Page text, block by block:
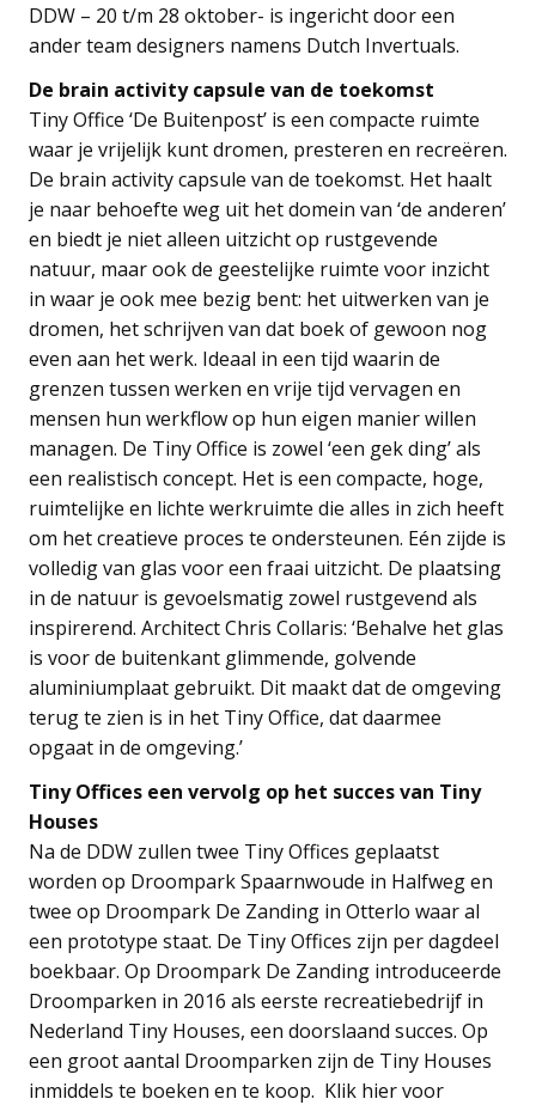
DDW – 20 t/m 28 oktober- is ingericht door een
ander team designers namens Dutch Invertuals.
De brain activity capsule van de toekomst
Tiny Office ‘De Buitenpost’ is een compacte ruimte
waar je vrijelijk kunt dromen, presteren en recreëren.
De brain activity capsule van de toekomst. Het haalt
je naar behoefte weg uit het domein van ‘de anderen’
en biedt je niet alleen uitzicht op rustgevende
natuur, maar ook de geestelijke ruimte voor inzicht
in waar je ook mee bezig bent: het uitwerken van je
dromen, het schrijven van dat boek of gewoon nog
even aan het werk. Ideaal in een tijd waarin de
grenzen tussen werken en vrije tijd vervagen en
mensen hun werkflow op hun eigen manier willen
managen. De Tiny Office is zowel ‘een gek ding’ als
een realistisch concept. Het is een compacte, hoge,
ruimtelijke en lichte werkruimte die alles in zich heeft
om het creatieve proces te ondersteunen. Eén zijde is
volledig van glas voor een fraai uitzicht. De plaatsing
in de natuur is gevoelsmatig zowel rustgevend als
inspirerend. Architect Chris Collaris: ‘Behalve het glas
is voor de buitenkant glimmende, golvende
aluminiumplaat gebruikt. Dit maakt dat de omgeving
terug te zien is in het Tiny Office, dat daarmee
opgaat in de omgeving.’
Tiny Offices een vervolg op het succes van Tiny
Houses
Na de DDW zullen twee Tiny Offices geplaatst
worden op Droompark Spaarnwoude in Halfweg en
twee op Droompark De Zanding in Otterlo waar al
een prototype staat. De Tiny Offices zijn per dagdeel
boekbaar. Op Droompark De Zanding introduceerde
Droomparken in 2016 als eerste recreatiebedrijf in
Nederland Tiny Houses, een doorslaand succes. Op
een groot aantal Droomparken zijn de Tiny Houses
inmiddels te boeken en te koop. Klik hier voor